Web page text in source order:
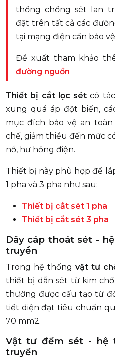
thống chống sét lan
đặt trên tất cả các
tại mạng điện cần bảo
Đề xuất tham khảo
đường nguồn
Thiết bị cắt lọc sét có
xung quá áp đột biến,
mục đích bảo vệ an
chế, giảm thiểu đến mức
nổ, hư hỏng điện.
Thiết bị này phù hợp để
1 pha và 3 pha như sau:
Thiết bị cắt sét 1 pha
Thiết bị cắt sét 3 pha
Dây cáp thoát sét -
truyền
Trong hệ thốngvật tư
thiết bị dẫn sét từ kim
thường được cấu tạo từ
tiết diện đạt tiêu chuẩn
70 mm2.
Vật tư đếm sét - hệ
truyền